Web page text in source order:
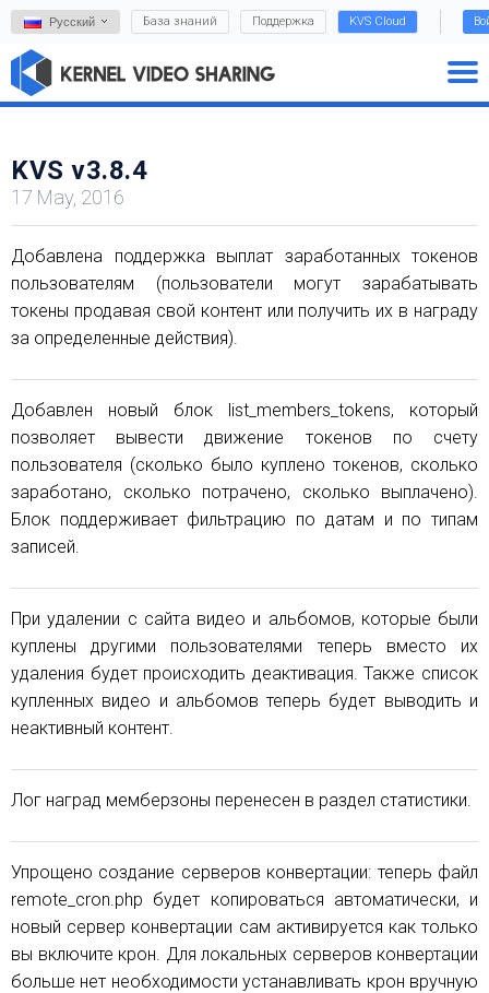
Русский База знаний Поддержка KVS Cloud
KVS v3.8.4
17 May, 2016
Добавлена поддержка выплат заработанных токенов
пользователям (пользователи могут зарабатывать
токены продавая свой контент или получить их в награду
за определенные действия).
Добавлен новый блок list_members_tokens, который
позволяет вывести движение токенов по счету
пользователя (сколько было куплено токенов, сколько
заработано, сколько потрачено, сколько выплачено).
Блок поддерживает фильтрацию по датам и по типам
записей.
При удалении с сайта видео и альбомов, которые были
куплены другими пользователями теперь вместо их
удаления будет происходить деактивация. Также список
купленных видео и альбомов теперь будет выводить и
неактивный контент.
Лог наград мемберзоны перенесен в раздел статистики.
Упрощено создание серверов конвертации: теперь файл
remote_cron.php будет копироваться автоматически, и
новый сервер конвертации сам активируется как только
вы включите крон. Для локальных серверов конвертации
больше нет необходимости устанавливать крон вручную